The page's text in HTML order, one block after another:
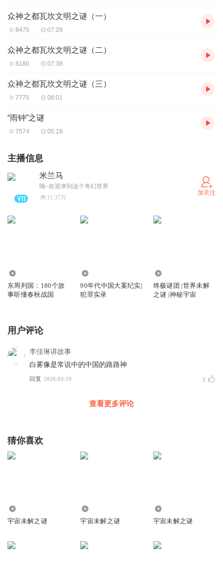
众神之都瓦坎文明之谜（一）
8475 07:29
众神之都瓦坎文明之谜（二）
8180 07:38
众神之都瓦坎文明之谜（三）
7775 08:01
“雨钟”之谜
7574 05:18
主播信息
米兰马
嗨~欢迎来到这个奇幻世界
11.37万
加关注
东周列国：180个故
事听懂春秋战国
90年代中国大案纪实|
犯罪实录
终极谜团 |世界未解
之谜 |神秘宇宙
用户评论
李佳琳讲故事
白雾像是常说中的中国的路路神
回复 2026-03-10 3
查看更多评论
猜你喜欢
宇宙未解之谜 宇宙未解之谜 宇宙未解之谜